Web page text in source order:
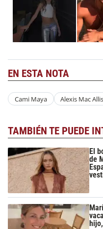
EN ESTA NOTA
Cami Maya Alexis Mac
TAMBIÉN TE PUEDE
El
de